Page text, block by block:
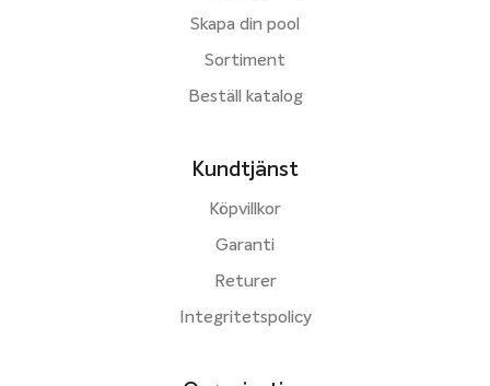
Skapa din pool
Sortiment
Beställ katalog
Kundtjänst
Köpvillkor
Garanti
Returer
Integritetspolicy